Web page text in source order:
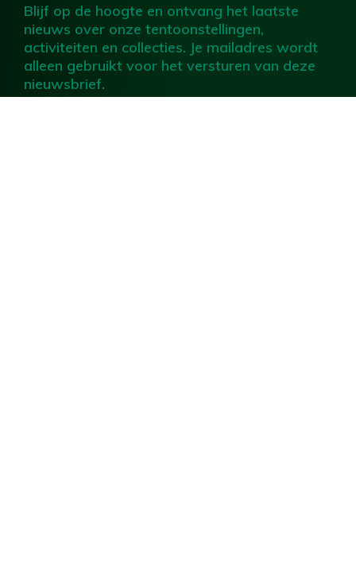
Blijf op de hoogte en ontvang het laatste
nieuws over onze tentoonstellingen,
activiteiten en collecties. Je mailadres wordt
alleen gebruikt voor het versturen van deze
nieuwsbrief.